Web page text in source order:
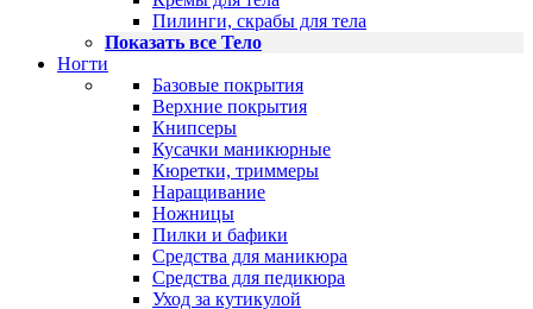
Пилинги, скрабы для тела
Показать все Тело
Ногти
Базовые покрытия
Верхние покрытия
Книпсеры
Кусачки маникюрные
Кюретки, триммеры
Наращивание
Ножницы
Пилки и бафики
Средства для маникюра
Средства для педикюра
Уход за кутикулой